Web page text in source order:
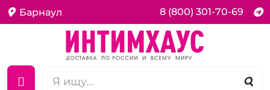
Барнаул 8 (800) 301-70-69